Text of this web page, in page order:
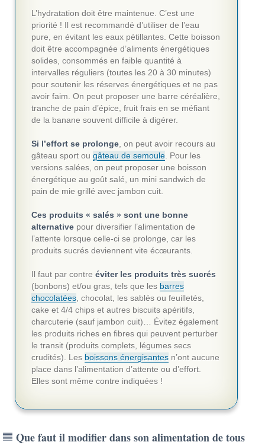
L’hydratation doit être maintenue. C’est une
priorité ! Il est recommandé d’utiliser de l’eau
pure, en évitant les eaux pétillantes. Cette boisson
doit être accompagnée d’aliments énergétiques
solides, consommés en faible quantité à
intervalles réguliers (toutes les 20 à 30 minutes)
pour soutenir les réserves énergétiques et ne pas
avoir faim. On peut proposer une barre céréalière,
tranche de pain d’épice, fruit frais en se méfiant
de la banane souvent difficile à digérer.
Si l’effort se prolonge , on peut avoir recours au
gâteau sport ougâteau de semoule . Pour les
versions salées, on peut proposer une boisson
énergétique au goût salé, un mini sandwich de
pain de mie grillé avec jambon cuit.
Ces produits « salés » sont une bonne
alternative pour diversifier l’alimentation de
l’attente lorsque celle-ci se prolonge, car les
produits sucrés deviennent vite écœurants.
Il faut par contreéviter les produits très sucrés
(bonbons) et/ou gras, tels que les barres
chocolatées , chocolat, les sablés ou feuilletés,
cake et 4/4 chips et autres biscuits apéritifs,
charcuterie (sauf jambon cuit)… Évitez également
les produits riches en fibres qui peuvent perturber
le transit (produits complets, légumes secs
crudités). Les boissons énergisantes n’ont aucune
place dans l’alimentation d’attente ou d’effort.
Elles sont même contre indiquées !
Que faut il modifier dans son alimentation de tous